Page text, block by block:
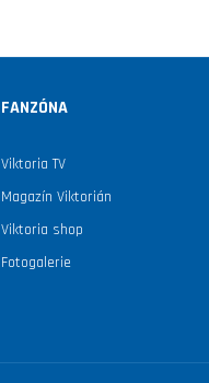
FANZÓNA
Viktoria TV
Magazín Viktorián
Viktoria shop
Fotogalerie